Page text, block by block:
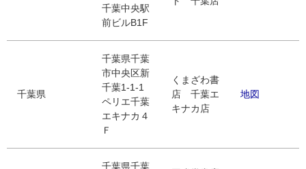
千葉中央駅
前ビルB1F
千葉県
千葉県千葉
市中央区新
千葉1-1-1
ペリエ千葉
エキナカ４
Ｆ
くまざわ書
店 千葉エ
キナカ店
地図
千葉県千葉